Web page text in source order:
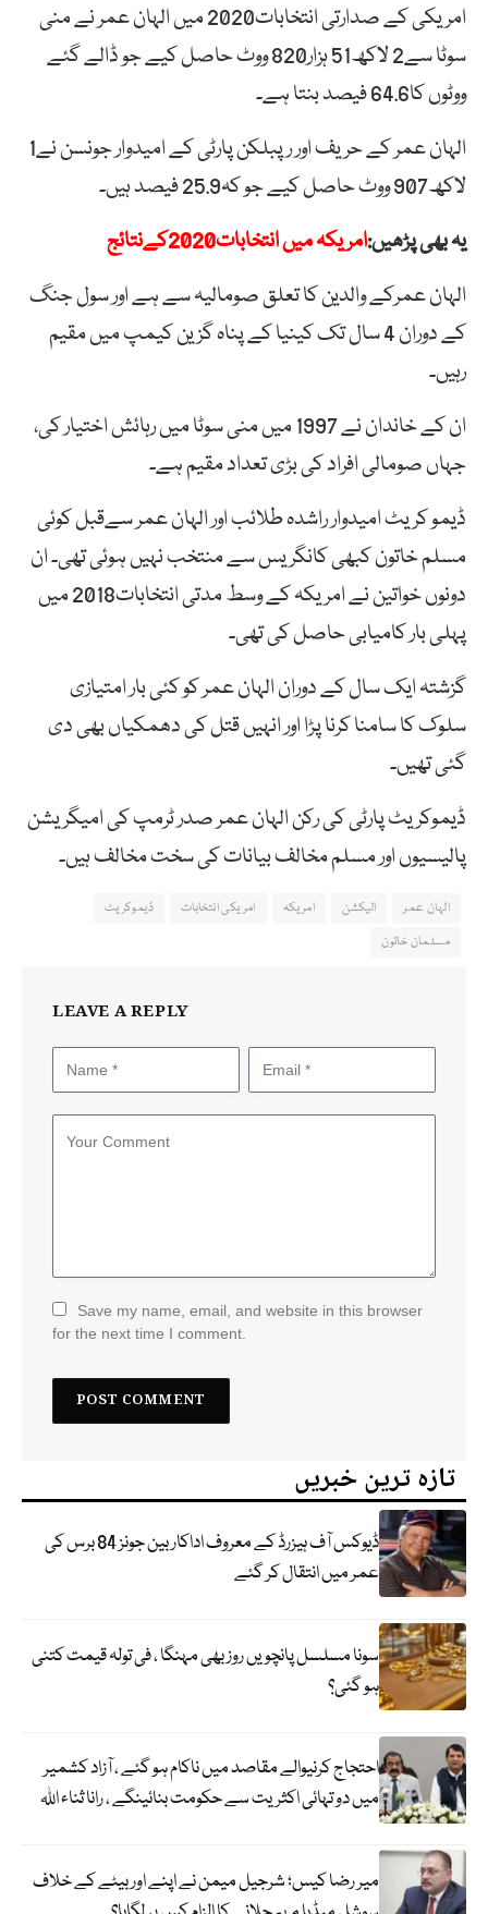
امریکی کے صدارتی انتخابات2020 میں الہان عمر نے منی
سوٹا سے2 لاکھ51 ہزار820 ووٹ حاصل کیے جو ڈالے گئے
ووٹوں کا64.6 فیصد بنتا ہے۔
الہان عمر کے حریف اور رپبلکن پارٹی کے امیدوار جونسن نے1
لاکھ907 ووٹ حاصل کیے جو کہ25.9 فیصد ہیں۔
یہ بھی پڑھیں:امریکہ میں انتخابات2020کےنتائج
الہان عمرکے والدین کا تعلق صومالیہ سے ہے اور سول جنگ
کے دوران 4 سال تک کینیا کے پناہ گزین کیمپ میں مقیم
رہیں۔
ان کے خاندان نے 1997 میں منی سوٹا میں رہائش اختیار کی،
جہاں صومالی افراد کی بڑی تعداد مقیم ہے۔
ڈیمو کریٹ امیدوار راشدہ طلائب اور الہان عمر سےقبل کوئی
مسلم خاتون کبھی کانگریس سے منتخب نہیں ہوئی تھی۔ ان
دونوں خواتین نے امریکہ کے وسط مدتی انتخابات2018 میں
پہلی بار کامیابی حاصل کی تھی۔
گزشتہ ایک سال کے دوران الہان عمر کو کئی بار امتیازی
سلوک کا سامنا کرنا پڑا اور انہیں قتل کی دھمکیاں بھی دی
گئی تھیں۔
ڈیموکریٹ پارٹی کی رکن الہان عمر صدر ٹرمپ کی امیگریشن
پالیسیوں اور مسلم مخالف بیانات کی سخت مخالف ہیں۔
الہان عمر الیکشن امریکہ امریکی انتخابات
ڈیموکریٹ
مسلمان خاتون
LEAVE A REPLY
Save my name, email, and website in this browser
for the next time I comment.
تازہ ترین خبریں
ڈیوکس آف ہیزرڈ کے معروف اداکار بین جونز 84 برس کی
عمر میں انتقال کر گئے
سونا مسلسل پانچویں روز بھی مہنگا ، فی تولہ قیمت کتنی
ہو گئی؟
احتجاج کرنیوالے مقاصد میں ناکام ہو گئے ، آزاد کشمیر
میں دو تہائی اکثریت سے حکومت بنائینگے ، رانا ثناء اللہ
میر رضا کیس؛ شرجیل میمن نے اپنے اور بیٹے کے خلاف